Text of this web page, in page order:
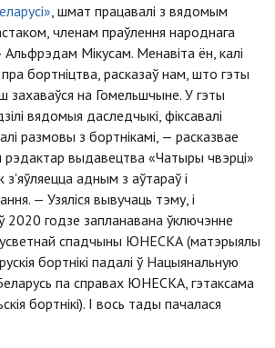
, шмат працавалi з вядомым
членам праўлення народнага
Мiкусам. Менавiта ён, калi
бортнiцтва, расказаў нам, што гэты
захаваўся на Гомельшчыне. У гэты
вядомыя даследчыкi, фiксавалi
размовы з бортнiкамi, — расказвае
рэдактар выдавецтва «Чатыры чвэрцi»
з'яўляецца адным з аўтараў i
— Узялiся вывучаць тэму, i
2020 годзе запланавана ўключэнне
спадчыны ЮНЕСКА (матэрыялы
бортнiкi падалi ў Нацыянальную
па справах ЮНЕСКА, гэтаксама
бортнiкi). I вось тады пачалася